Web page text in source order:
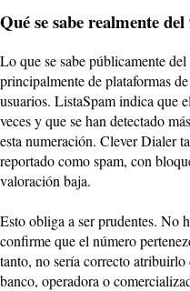
Qué se sabe realmente del
Lo que se sabe públicamente del
principalmente de plataformas
usuarios. ListaSpam indica que
veces y que se han detectado
esta numeración. Clever Dialer
reportado como spam, con
valoración baja.
Esto obliga a ser prudentes. No
confirme que el número
tanto, no sería correcto
banco, operadora o